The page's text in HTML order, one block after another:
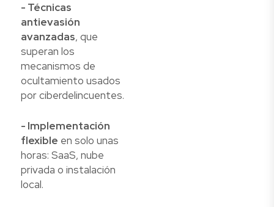
- Técnicas
antievasión
avanzadas, que
superan los
mecanismos de
ocultamiento usados
por ciberdelincuentes.
- Implementación
flexible en solo unas
horas: SaaS, nube
privada o instalación
local.